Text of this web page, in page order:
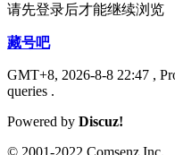
请先登录后才能继续浏览
藏号吧
GMT+8, 2026-8-8 22:47 ,
queries .
Powered by Discuz!
© 2001-2022 Comsenz Inc.